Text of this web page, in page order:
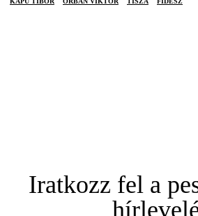
Iratkozz fel a